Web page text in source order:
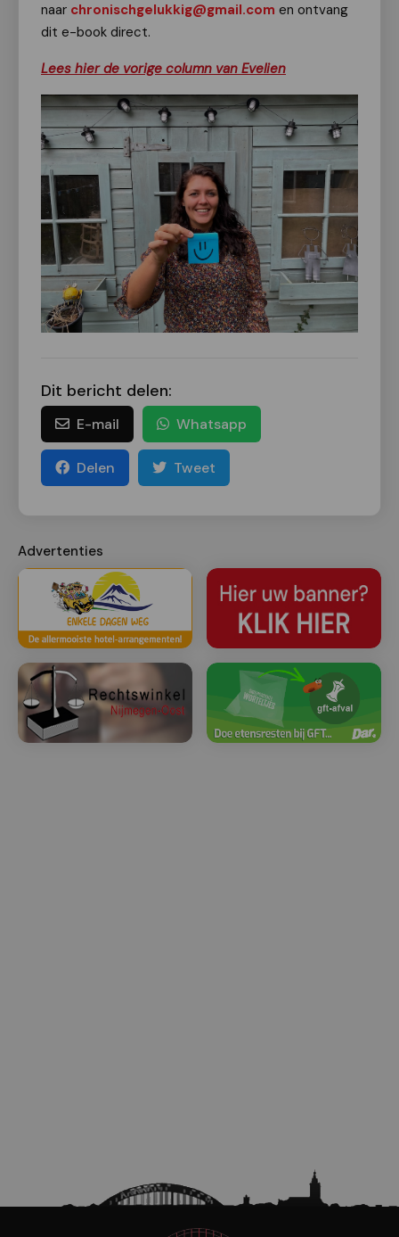
naar chronischgelukkig@gmail.com en ontvang
dit e-book direct.
Lees hier de vorige column van Evelien
Dit bericht delen:
E-mail Whatsapp
Delen Tweet
Advertenties